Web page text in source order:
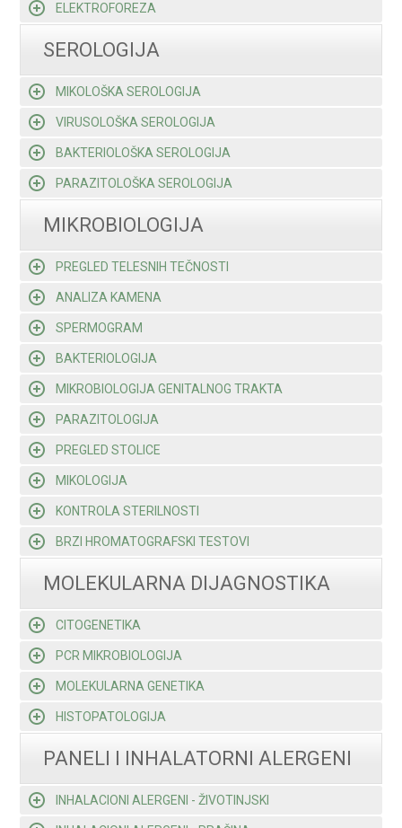
ELEKTROFOREZA
SEROLOGIJA
MIKOLOŠKA SEROLOGIJA
VIRUSOLOŠKA SEROLOGIJA
BAKTERIOLOŠKA SEROLOGIJA
PARAZITOLOŠKA SEROLOGIJA
MIKROBIOLOGIJA
PREGLED TELESNIH TEČNOSTI
ANALIZA KAMENA
SPERMOGRAM
BAKTERIOLOGIJA
MIKROBIOLOGIJA GENITALNOG TRAKTA
PARAZITOLOGIJA
PREGLED STOLICE
MIKOLOGIJA
KONTROLA STERILNOSTI
BRZI HROMATOGRAFSKI TESTOVI
MOLEKULARNA DIJAGNOSTIKA
CITOGENETIKA
PCR MIKROBIOLOGIJA
MOLEKULARNA GENETIKA
HISTOPATOLOGIJA
PANELI I INHALATORNI ALERGENI
INHALACIONI ALERGENI - ŽIVOTINJSKI